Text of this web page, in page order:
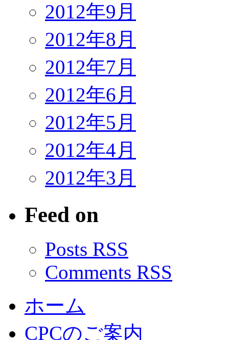
2012年9月
2012年8月
2012年7月
2012年6月
2012年5月
2012年4月
2012年3月
Feed on
Posts RSS
Comments RSS
ホーム
CPCのご案内